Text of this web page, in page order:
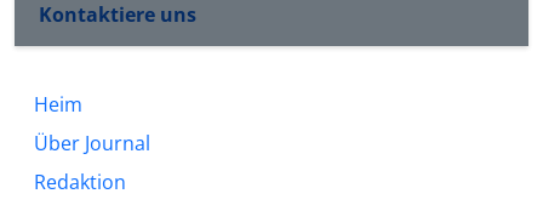
Kontaktiere uns
Heim
Über Journal
Redaktion